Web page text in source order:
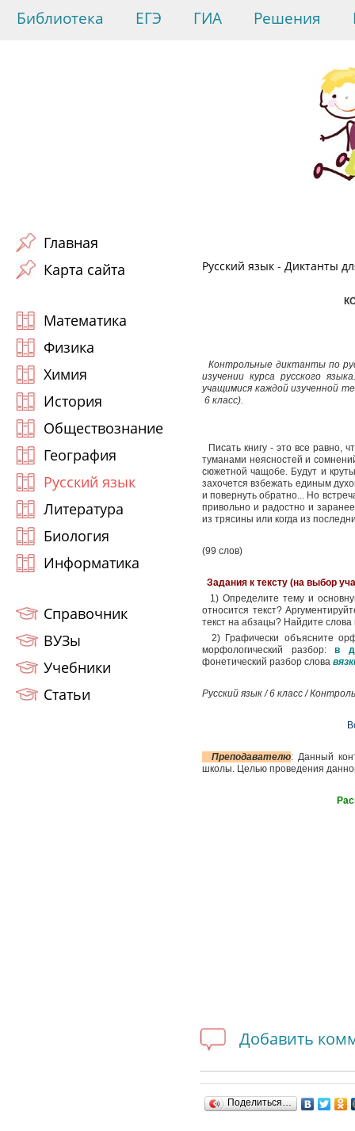
Библиотека ЕГЭ ГИА Решения
Главная
Карта сайта
Математика
Физика
Химия
История
Обществознание
География
Русский язык
Литература
Биология
Информатика
Справочник
ВУЗы
Учебники
Статьи
Русский язык - Диктанты
Контрольные диктанты по
изучении курса русского
учащимися каждой изученной
6 класс).
Писать книгу - это все равно,
туманами неясностей и
сюжетной чащобе. Будут и
захочется взбежать единым
и повернуть обратно... Но
привольно и радостно и
из трясины или когда из
(99 слов)
Задания к тексту (на выбор
1) Определите тему и
относится текст?
текст на абзацы? Найдите
2) Графически объясните
морфологический разбор:в
фонетический разбор слова
Русский язык / 6 класс /
Преподавателю: Данный
школы. Целью проведения
Добавить
Поделиться…